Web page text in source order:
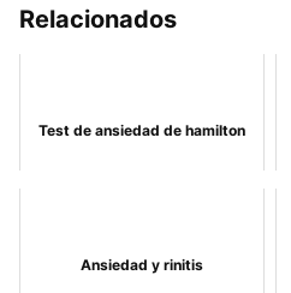
Relacionados
Test de ansiedad de hamilton
Ansiedad y rinitis